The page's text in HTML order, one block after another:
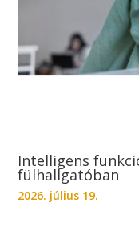
Intelligens
fülhallgatóban
2026. július 19.